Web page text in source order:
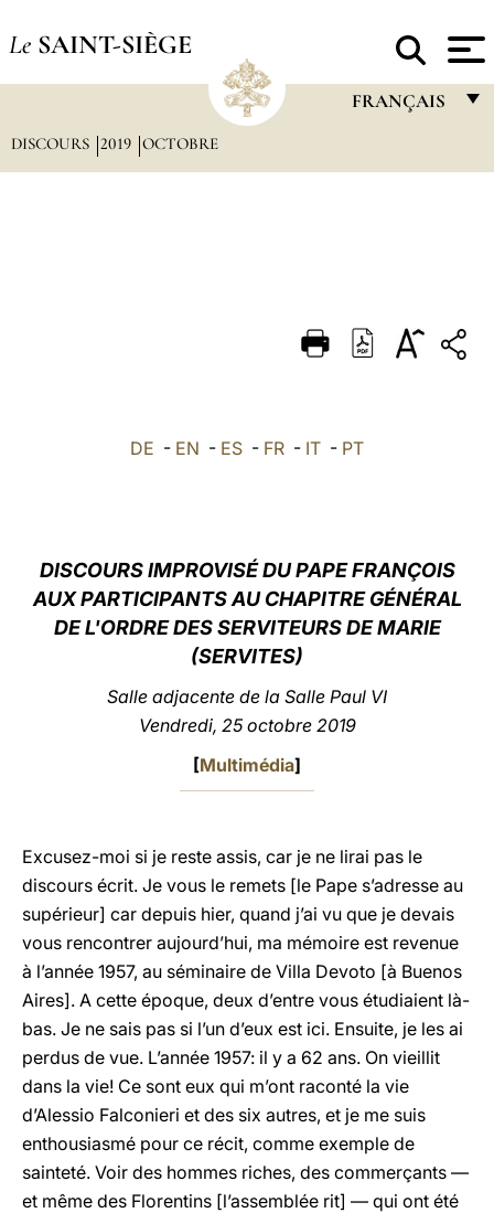
Le SAINT-SIÈGE
FRANÇAIS
DEUTSCH
العربيّة
DISCOURS 2019 OCTOBRE
DE - EN - ES - FR - IT - PT
DISCOURS IMPROVISÉ DU PAPE FRANÇOIS
AUX PARTICIPANTS AU CHAPITRE GÉNÉRAL
DE L'ORDRE DES SERVITEURS DE MARIE
(SERVITES)
Salle adjacente de la Salle Paul VI
Vendredi, 25 octobre 2019
[Multimédia]
Excusez-moi si je reste assis, car je ne lirai pas le
discours écrit. Je vous le remets [le Pape s’adresse au
supérieur] car depuis hier, quand j’ai vu que je devais
vous rencontrer aujourd’hui, ma mémoire est revenue
à l’année 1957, au séminaire de Villa Devoto [à Buenos
Aires]. A cette époque, deux d’entre vous étudiaient là-
bas. Je ne sais pas si l’un d’eux est ici. Ensuite, je les ai
perdus de vue. L’année 1957: il y a 62 ans. On vieillit
dans la vie! Ce sont eux qui m’ont raconté la vie
d’Alessio Falconieri et des six autres, et je me suis
enthousiasmé pour ce récit, comme exemple de
sainteté. Voir des hommes riches, des commerçants —
et même des Florentins [l’assemblée rit] — qui ont été